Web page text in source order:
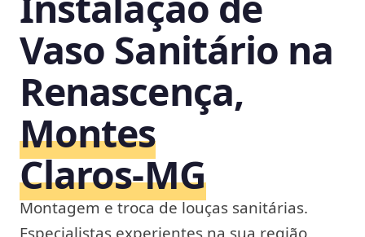
Vaso Sanitário na
Renascença,
Montes
Claros‑MG
Montagem e troca de louças sanitárias.